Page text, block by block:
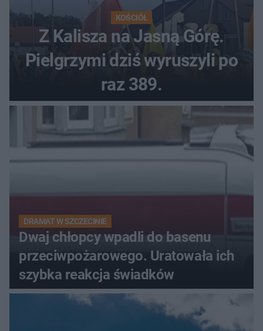
KOŚCIÓŁ
Z Kalisza na Jasną Górę.
Pielgrzymi dziś wyruszyli po
raz 389.
DRAMAT W SZCZECINIE
Dwaj chłopcy wpadli do basenu
przeciwpożarowego. Uratowała ich
szybka reakcja świadków